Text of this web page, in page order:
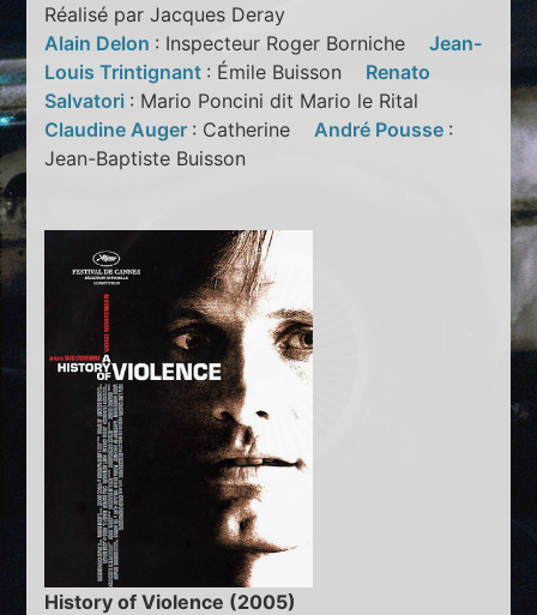
Réalisé par Jacques Deray
Alain Delon : Inspecteur Roger BornicheJean-
Louis Trintignant : Émile Buisson Renato
Salvatori : Mario Poncini dit Mario le Rital
Claudine Auger : Catherine André Pousse :
Jean-Baptiste Buisson
History of Violence (2005)